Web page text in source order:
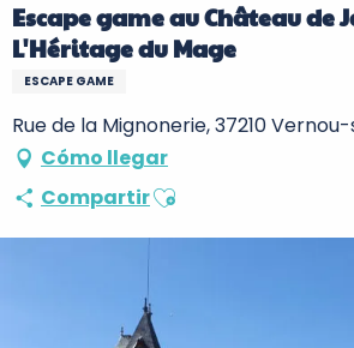
Escape game au Château de
L'Héritage du Mage
ESCAPE GAME
Rue de la Mignonerie, 37210
Cómo llegar
CompartirAjouter aux favoris